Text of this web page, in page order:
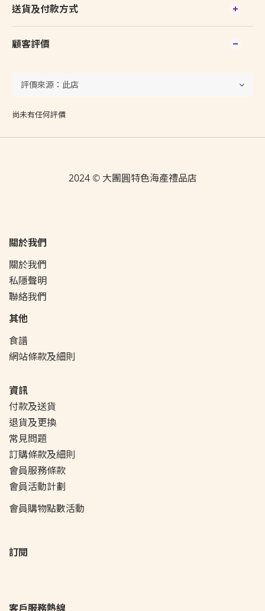
送貨及付款方式
顧客評價
尚未有任何評價
2024 © 大團圓特色海產禮品店
關於我們
關於我們
私隱聲明
聯絡我們
其他
食譜
網站條款及細則
資訊
付款及送貨
退貨及更換
常見問題
訂購條款及細則
會員服務條款
會員活動計劃
會員購物點數活動
訂閱
客戶服務熱線